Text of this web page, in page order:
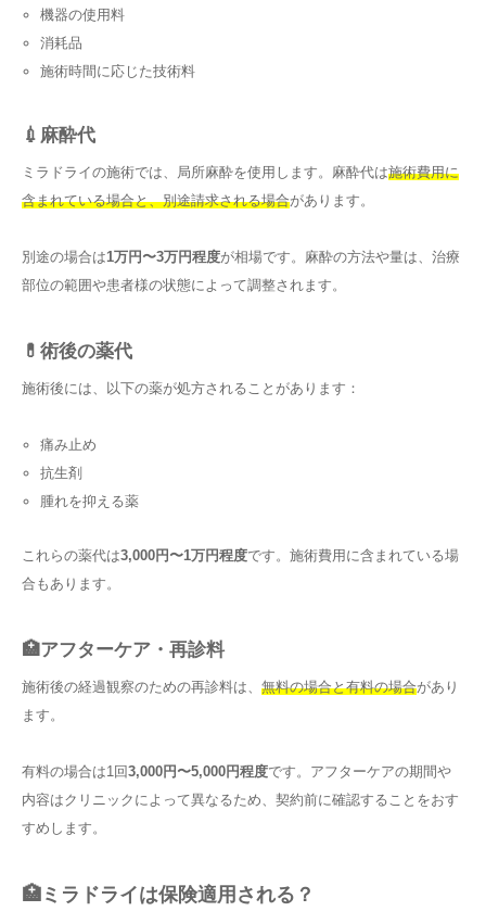
機器の使用料
消耗品
施術時間に応じた技術料
💉麻酔代
ミラドライの施術では、局所麻酔を使用します。麻酔代は施術費用に
含まれている場合と、別途請求される場合があります。
別途の場合は1万円〜3万円程度が相場です。麻酔の方法や量は、治療
部位の範囲や患者様の状態によって調整されます。
💊術後の薬代
施術後には、以下の薬が処方されることがあります：
痛み止め
抗生剤
腫れを抑える薬
これらの薬代は3,000円〜1万円程度です。施術費用に含まれている場
合もあります。
🏥アフターケア・再診料
施術後の経過観察のための再診料は、 無料の場合と有料の場合があり
ます。
有料の場合は1回3,000円〜5,000円程度です。アフターケアの期間や
内容はクリニックによって異なるため、契約前に確認することをおす
すめします。
🏥ミラドライは保険適用される？